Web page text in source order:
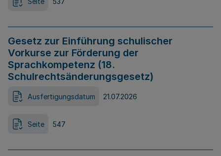
Gesetz zur Einführung schulischer
Vorkurse zur Förderung der
Sprachkompetenz (18.
Schulrechtsänderungsgesetz)
Ausfertigungsdatum 21.07.2026
Seite 547